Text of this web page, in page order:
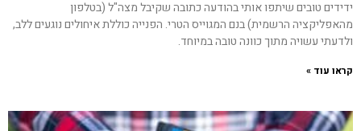
ידידים טובים שיתפו אותי בהודעה כתובה שקיבל מצה"ל (בטלפון
מהאפליקציה הרשמית) בנם המגוייס הטרי. הפנייה כוללת איחולים נוגעים ללב,
ולדעתי עשויה מתוך כוונה טובה במיוחד.
קראו עוד »